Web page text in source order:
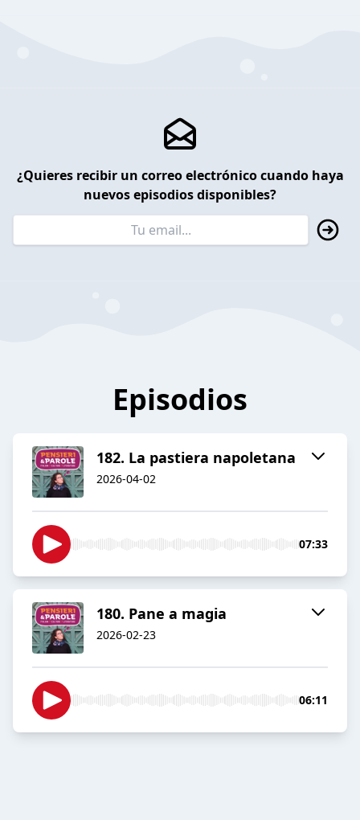
¿Quieres recibir un correo electrónico cuando haya
nuevos episodios disponibles?
Episodios
182. La pastiera napoletana
2026-04-02
07:33
180. Pane a magia
2026-02-23
06:11